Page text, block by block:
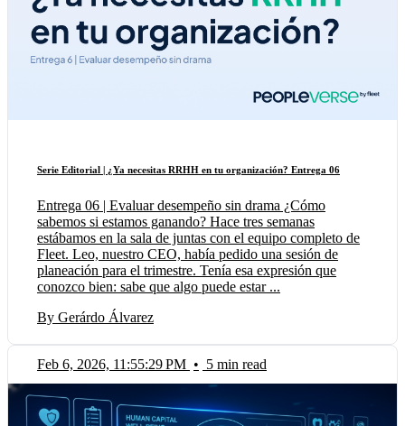
Serie Editorial | ¿Ya necesitas RRHH en tu organización? Entrega 06
Entrega 06 | Evaluar desempeño sin drama ¿Cómo
sabemos si estamos ganando? Hace tres semanas
estábamos en la sala de juntas con el equipo completo de
Fleet. Leo, nuestro CEO, había pedido una sesión de
planeación para el trimestre. Tenía esa expresión que
conozco bien: sabe que algo puede estar ...
By Gerárdo Álvarez
Feb 6, 2026, 11:55:29 PM • 5 min read